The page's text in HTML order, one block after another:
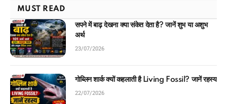
MUST READ
सपने में बाढ़ देखना क्या संकेत देता है? जानें शुभ या अशुभ
अर्थ
23/07/2026
गोब्लिन शार्क क्यों कहलाती है Living Fossil? जानें रहस्य
22/07/2026